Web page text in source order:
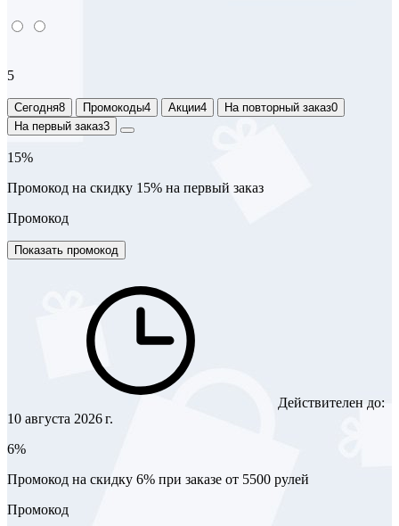
5
Сегодня8 Промокоды4 Акции4 На повторный заказ0
На первый заказ3
15%
Промокод на скидку 15% на первый заказ
Промокод
Показать промокод
Действителен до:
10 августа 2026 г.
6%
Промокод на скидку 6% при заказе от 5500 рулей
Промокод